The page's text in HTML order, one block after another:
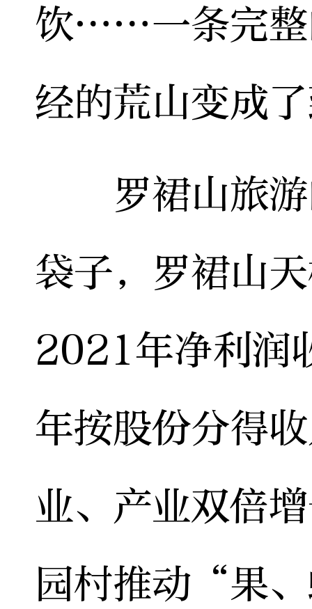
饮……一条完整
经的荒山变成
罗裙山旅游
袋子，罗裙山
2021年净利润
年按股份分得
业、产业双倍
园村推动“果